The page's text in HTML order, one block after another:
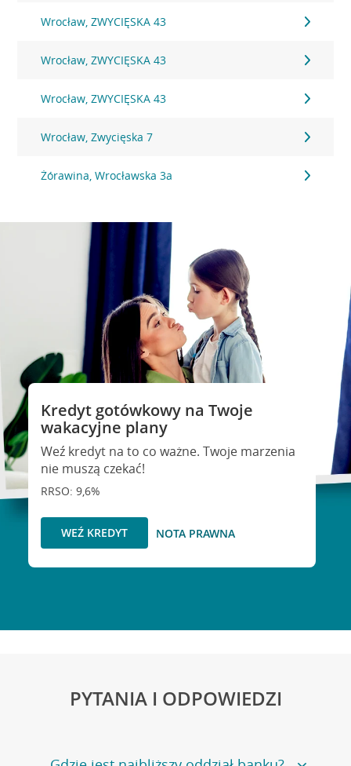
Wrocław, ZWYCIĘSKA 43
Wrocław, ZWYCIĘSKA 43
Wrocław, ZWYCIĘSKA 43
Wrocław, Zwycięska 7
Żórawina, Wrocławska 3a
Kredyt gotówkowy na Twoje
wakacyjne plany
Weź kredyt na to co ważne. Twoje marzenia
nie muszą czekać!
RRSO: 9,6%
WEŹ KREDYT NOTA PRAWNA
PYTANIA I ODPOWIEDZI